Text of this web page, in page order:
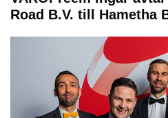
Road B.V. till Hametha